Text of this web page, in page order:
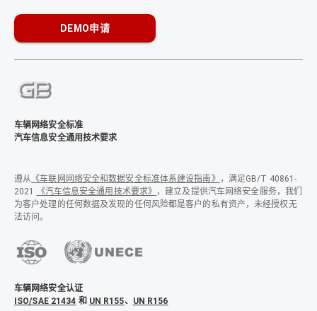
DEMO申请
车辆网络安全标准
汽车信息安全通用技术要求
遵从 《车联网网络安全和数据安全标准体系建设指南》 ，满足GB/T 40861-
2021
《汽车信息安全通用技术要求》 ，建立及提供汽车网络安全服务，我们
为客户处理的任何数据及发现的任何风险都是客户的私有资产，未经授权无
法访问。
车辆网络安全认证
ISO/SAE 21434 和 UN R155、 UN R156